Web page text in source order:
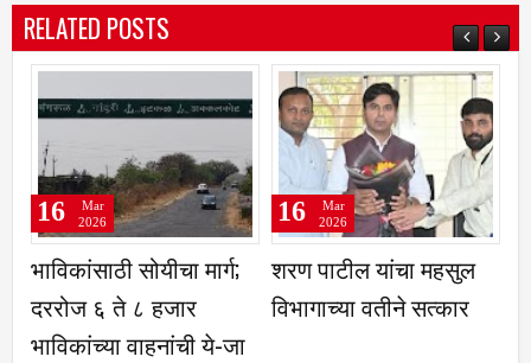
RELATED POSTS
भाविकांसाठी सोयीचा मार्ग;
दररोज ६ ते ८ हजार
भाविकांच्या वाहनांची ये-जा
16
Mar
2026
शरण पाटील यांचा महसुल
विभागाच्या वतीने सत्कार
16
Mar
2026